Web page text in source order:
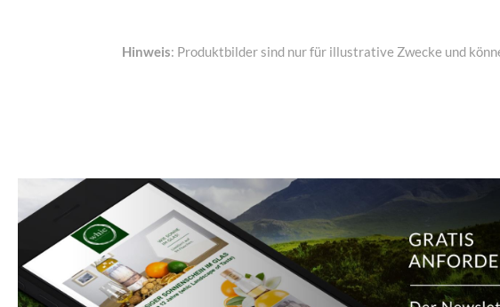
Hinweis: Produktbilder sind nur für illustrative Zwecke und